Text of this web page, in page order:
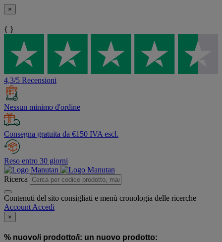
×
{ }
4,3/5 Recensioni
Nessun minimo d'ordine
Consegna gratuita da €150 IVA escl.
Reso entro 30 giorni
Ricerca
Contenuti del sito consigliati e menù cronologia delle ricerche
Account Accedi
×
% nuovo/i prodotto/i: un nuovo prodotto: